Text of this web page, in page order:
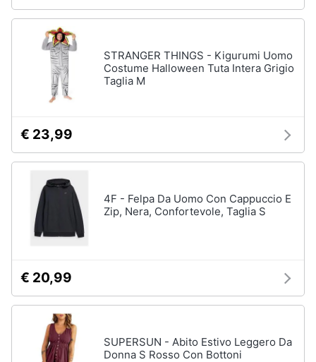
STRANGER THINGS - Kigurumi Uomo
Costume Halloween Tuta Intera Grigio
Taglia M
€ 23,99
4F - Felpa Da Uomo Con Cappuccio E
Zip, Nera, Confortevole, Taglia S
€ 20,99
SUPERSUN - Abito Estivo Leggero Da
Donna S Rosso Con Bottoni